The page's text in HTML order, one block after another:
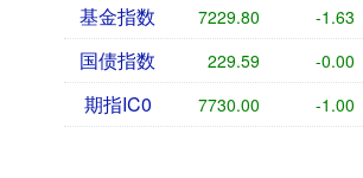
基金指数 7229.80 -1.63
国债指数 229.59 -0.00
期指IC0 7730.00 -1.00